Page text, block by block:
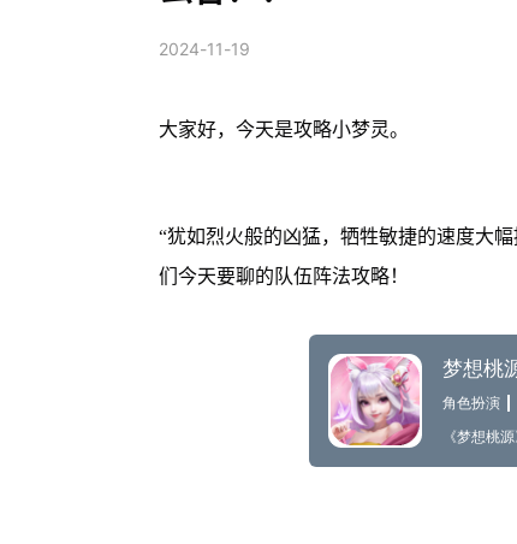
2024-11-19
大家好，今天是攻略小梦灵。
“犹如烈火般的凶猛，牺牲敏捷的速度大
们今天要聊的队伍阵法攻略！